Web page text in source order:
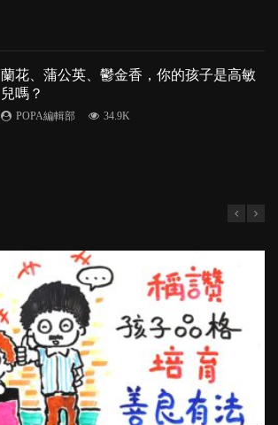
蘭花、蒲公英、鬱金香，你的孩子是高敏
兒嗎？
POPA編輯部 34.9K